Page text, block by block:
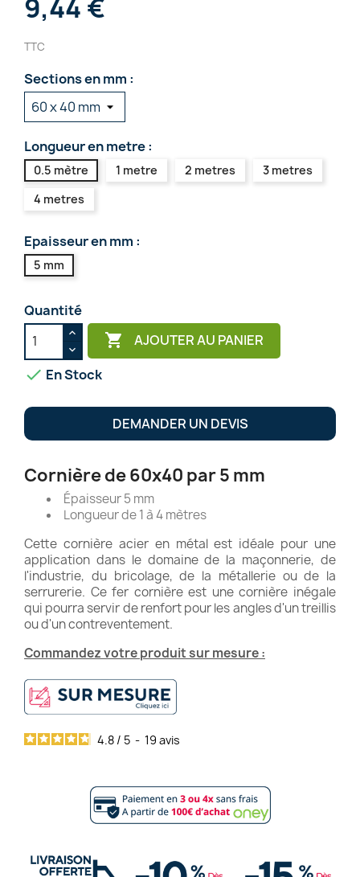
9,44 €
TTC
Sections en mm :
Longueur en metre :
0.5 mètre 1 metre 2 metres
3 metres
4 metres
Epaisseur en mm :
5 mm
Quantité
 AJOUTER AU PANIER
 En Stock
DEMANDER UN DEVIS
Cornière de 60x40 par 5 mm
Épaisseur 5 mm
Longueur de 1 à 4 mètres
Cette cornière acier en métal est idéale pour une
application dans le domaine de la maçonnerie, de
l'industrie, du bricolage, de la métallerie ou de la
serrurerie. Ce fer cornière est une cornière inégale
qui pourra servir de renfort pour les angles d'un treillis
ou d'un contreventement.
Commandez votre produit sur mesure :
4.8 / 5 - 19 avis